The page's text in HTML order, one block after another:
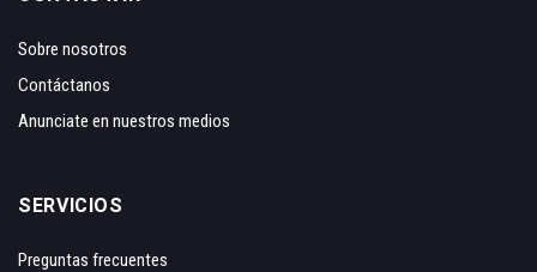
Sobre nosotros
Contáctanos
Anunciate en nuestros medios
SERVICIOS
Preguntas frecuentes